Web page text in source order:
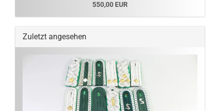
550,00 EUR
Zuletzt angesehen